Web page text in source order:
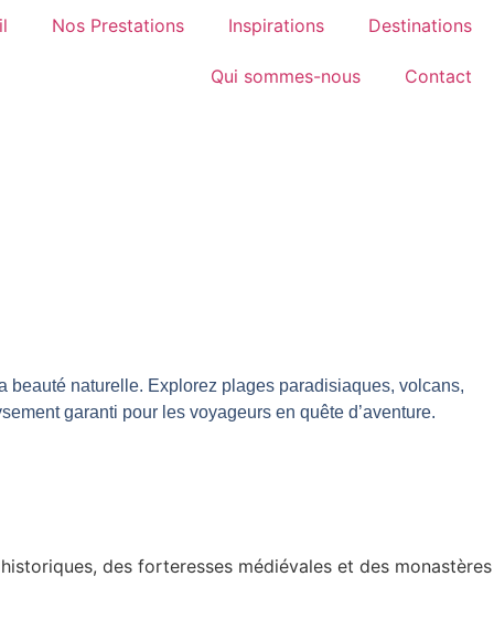
Nos Prestations Inspirations Destinations
Qui sommes-nous Contact
beauté naturelle. Explorez plages paradisiaques, volcans,
garanti pour les voyageurs en quête d’aventure.
des forteresses médiévales et des monastères